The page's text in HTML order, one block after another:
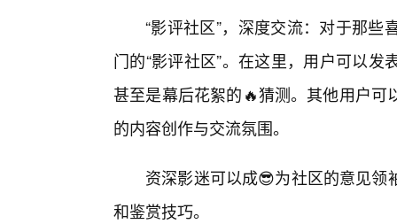
“影评社区”，深度交流：对于那
门的“影评社区”。在这里，用户可以
甚至是幕后花絮的🔥猜测。其他用户
的内容创作与交流氛围。
资深影迷可以成😎为社区的意见
和鉴赏技巧。